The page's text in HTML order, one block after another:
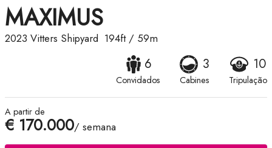
MAXIMUS
2023 Vitters Shipyard 194ft/ 59m
6
Convidados
3
Cabines
10
Tripulação
A partir de
€ 170.000/ semana